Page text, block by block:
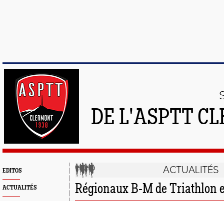
DE L'ASPTT
EDITOS
ACTUALITÉS
ACTUALITÉS
Régionaux B-M de Triathlon